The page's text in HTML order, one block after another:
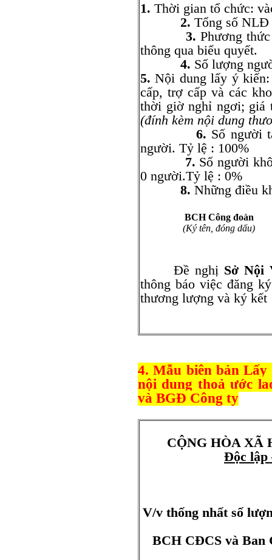
1. Thời gian tổ chức:
2. Tổng số
3. Phương
thông qua biểu quyết.
4. Số lượng
5. Nội dung lấy ý
cấp, trợ cấp và các
thời giờ nghỉ ngơi; giá
(đính kèm nội dung
6. Số người
người. Tỷ lệ : 100%
7. Số người
0 người.Tỷ lệ : 0%
8. Những điều
BCH Công đoàn
(Ký tên, đóng dấu)
Đề nghị Sở Nội
thông báo việc đăng
thương lượng và ký kết
4. Mẫu biên bản
nội dung thoả ước
và BGĐ Công ty
CỘNG HÒA XÃ
Độc lập
V/v thống nhất số
BCH CĐCS và Ban